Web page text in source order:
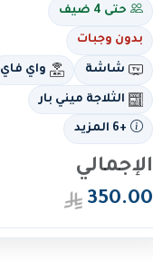
حتى 4 ضيف
بدون وجبات
شاشة واي فاي
الثلاجة ميني بار
+6 المزيد
الإجمالي
350.00